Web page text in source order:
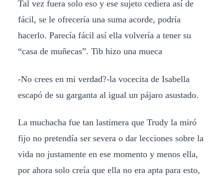
Tal vez fuera solo eso y ese sujeto cediera así de
fácil, se le ofrecería una suma acorde, podría
hacerlo. Parecía fácil así ella volvería a tener su
“casa de muñecas”. Tib hizo una mueca
-No crees en mi verdad?-la vocecita de Isabella
escapó de su garganta al igual un pájaro asustado.
La muchacha fue tan lastimera que Trudy la miró
fijo no pretendía ser severa o dar lecciones sobre la
vida no justamente en ese momento y menos ella,
por ahora solo creía que ella no era apta para esto,